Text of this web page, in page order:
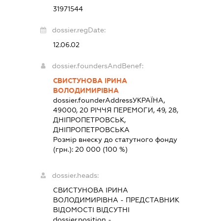
31971544
dossier.regDate:
12.06.02
dossier.foundersAndBenef:
СВИСТУНОВА ІРИНА
ВОЛОДИМИРІВНА
dossier.founderAddressУКРАЇНА,
49000, 20 РІЧЧЯ ПЕРЕМОГИ, 49, 28,
ДНІПРОПЕТРОВСЬК,
ДНІПРОПЕТРОВСЬКА
Розмір внеску до статутного фонду
(грн.):20 000 (100 %)
dossier.heads:
СВИСТУНОВА ІРИНА
ВОЛОДИМИРІВНА - ПРЕДСТАВНИК
ВІДОМОСТІ ВІДСУТНІ